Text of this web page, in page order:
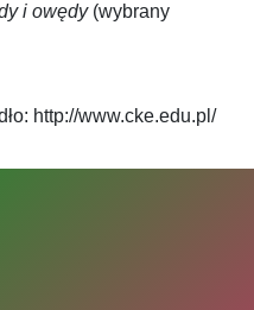
i owędy(wybrany
http://www.cke.edu.pl/